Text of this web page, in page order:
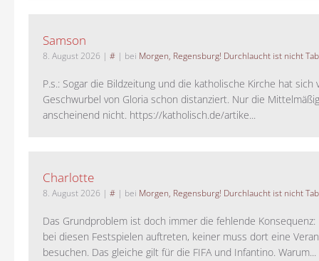
Samson
8. August 2026 | # | bei Morgen, Regensburg! Durchlaucht ist nicht
P.s.: Sogar die Bildzeitung und die katholische Kirche hat sich
Geschwurbel von Gloria schon distanziert. Nur die
anscheinend nicht. https://katholisch.de/artike...
Charlotte
8. August 2026 | # | bei Morgen, Regensburg! Durchlaucht ist nicht
Das Grundproblem ist doch immer die fehlende
bei diesen Festspielen auftreten, keiner muss dort eine
besuchen. Das gleiche gilt für die FIFA und Infantino. Warum...